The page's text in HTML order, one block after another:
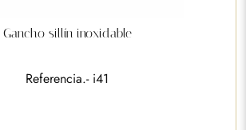
Gancho sillín inoxidable
Referencia.- i41